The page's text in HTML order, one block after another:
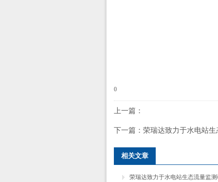
0
上一篇：
下一篇： 荣瑞达致力于水电站
相关文章
荣瑞达致力于水电站生态流量监